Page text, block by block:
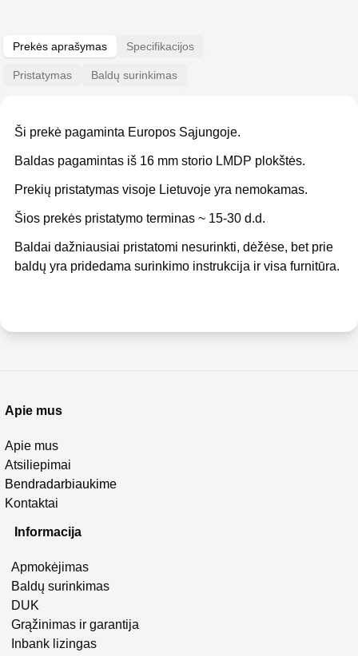
Prekės aprašymas Specifikacijos
Pristatymas Baldų surinkimas
Ši prekė pagaminta Europos Sąjungoje.
Baldas pagamintas iš 16 mm storio LMDP plokštės.
Prekių pristatymas visoje Lietuvoje yra nemokamas.
Šios prekės pristatymo terminas ~ 15-30 d.d.
Baldai dažniausiai pristatomi nesurinkti, dėžėse, bet prie
baldų yra pridedama surinkimo instrukcija ir visa furnitūra.
Apie mus
Apie mus
Atsiliepimai
Bendradarbiaukime
Kontaktai
Informacija
Apmokėjimas
Baldų surinkimas
DUK
Grąžinimas ir garantija
Inbank lizingas